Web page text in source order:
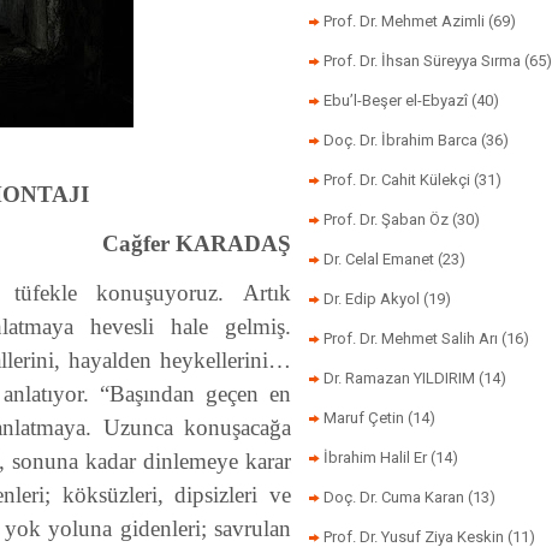
Cağfer KARADAŞ
konuşuyoruz. Artık
hevesli hale gelmiş.
hayalden heykellerini…
“Başından geçen en
Uzunca konuşacağa
kadar dinlemeye karar
köksüzleri, dipsizleri ve
yoluna gidenleri; savrulan
Prof. Dr. Mehmet Azimli (69)
Prof. Dr. İhsan Süreyya Sırma (65)
Ebu’l-Beşer el-Ebyazî (40)
Doç. Dr. İbrahim Barca (36)
Prof. Dr. Cahit Külekçi (31)
Prof. Dr. Şaban Öz (30)
Dr. Celal Emanet (23)
Dr. Edip Akyol (19)
Prof. Dr. Mehmet Salih Arı (16)
Dr. Ramazan YILDIRIM (14)
Maruf Çetin (14)
İbrahim Halil Er (14)
Doç. Dr. Cuma Karan (13)
Prof. Dr. Yusuf Ziya Keskin (11)